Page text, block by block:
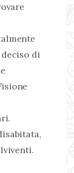
di